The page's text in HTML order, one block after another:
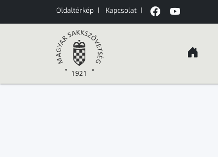
Oldaltérkép | Kapcsolat |